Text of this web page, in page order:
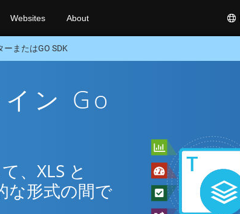
Websites About
ーまたはGO SDK
ン Go
、XLS と
な形式の間で